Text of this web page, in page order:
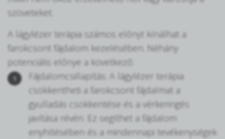
szöveteket.
A lágylézer terápia számos előnyt kínálhat a
farokcsont fájdalom kezelésében. Néhány
potenciális előnye a következő:
Fájdalomcsillapítás: A lágylézer terápia
csökkentheti a farokcsont fájdalmat a
gyulladás csökkentése és a vérkeringés
javítása révén. Ez segíthet a fájdalom
enyhítésében és a mindennapi tevékenységek